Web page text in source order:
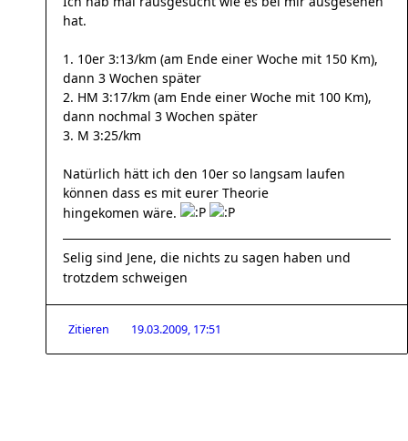
hat.
1. 10er 3:13/km (am Ende einer Woche mit 150 Km),
dann 3 Wochen später
2. HM 3:17/km (am Ende einer Woche mit 100 Km),
dann nochmal 3 Wochen später
3. M 3:25/km
Natürlich hätt ich den 10er so langsam laufen
können dass es mit eurer Theorie
hingekomen wäre.
Selig sind Jene, die nichts zu sagen haben und
trotzdem schweigen
Zitieren 19.03.2009, 17:51